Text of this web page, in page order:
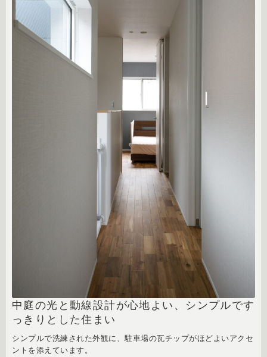
中庭の光と動線設計が心地よい、シンプルです
っきりとした住まい
シンプルで洗練された外観に、駐車場の瓦チップがほどよいアクセ
ントを添えています。